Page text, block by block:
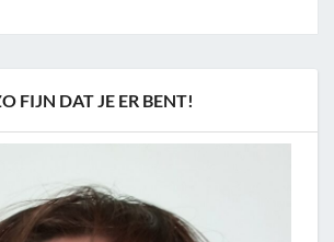
FIJN DAT JE ER BENT!